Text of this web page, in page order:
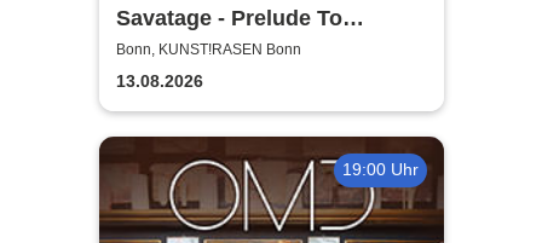
Savatage - Prelude To
Madness - Summer Tour 2026
Bonn, KUNST!RASEN Bonn
13.08.2026
19:00 Uhr